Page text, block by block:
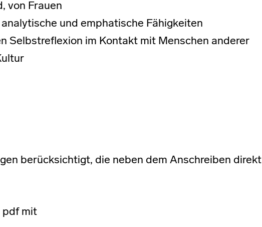
von Frauen
und emphatische Fähigkeiten
Selbstreflexion im Kontakt mit Menschen anderer
berücksichtigt, die neben dem Anschreiben direkt
pdf mit